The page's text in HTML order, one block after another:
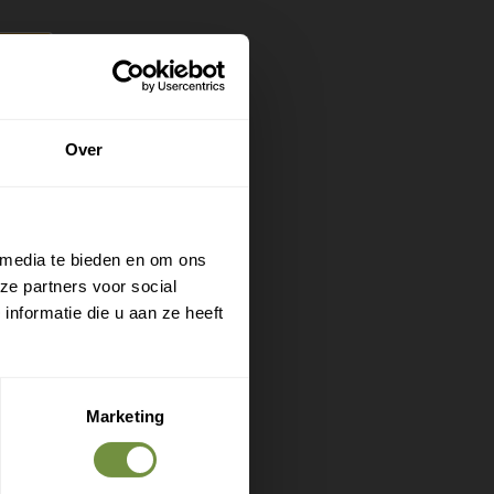
Over
te bieden en om ons
partners voor social
die u aan ze heeft
Marketing
ligt op
merk
wonen.
dit